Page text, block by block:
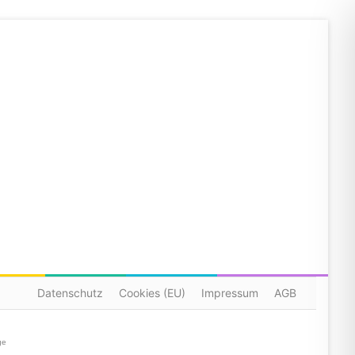
Datenschutz Cookies (EU) Impressum AGB